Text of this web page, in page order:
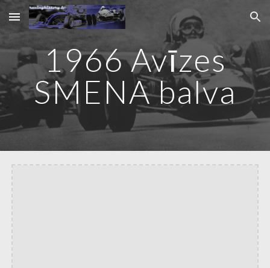
Skip to main content Skip to navigation
1966 Avīzes
SMENA balva